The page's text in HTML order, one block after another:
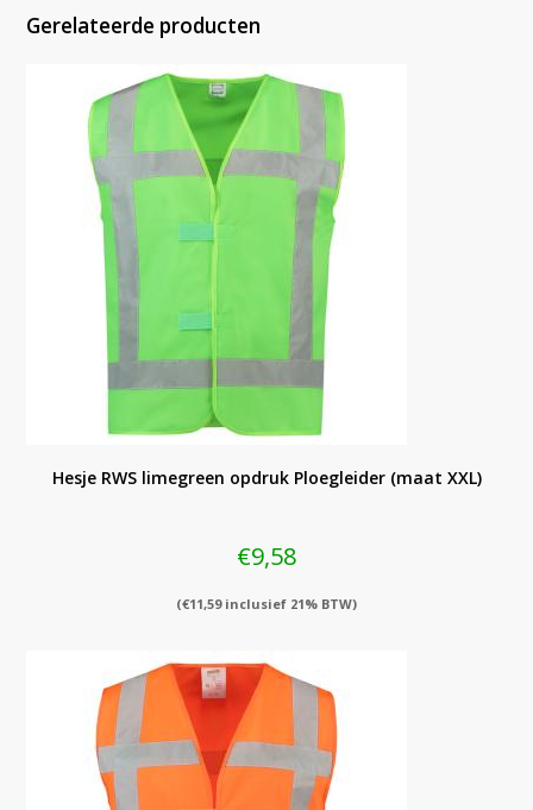
Gerelateerde producten
Hesje RWS limegreen opdruk Ploegleider (maat XXL)
€9,58
(€11,59inclusief 21% BTW)